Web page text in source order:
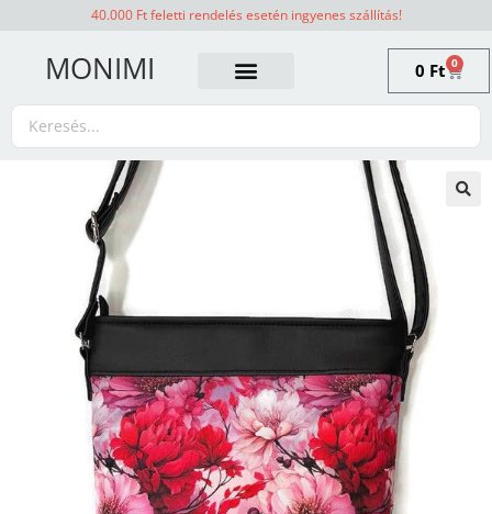
40.000 Ft feletti rendelés esetén ingyenes szállítás!
MONIMI 0 Ft 0